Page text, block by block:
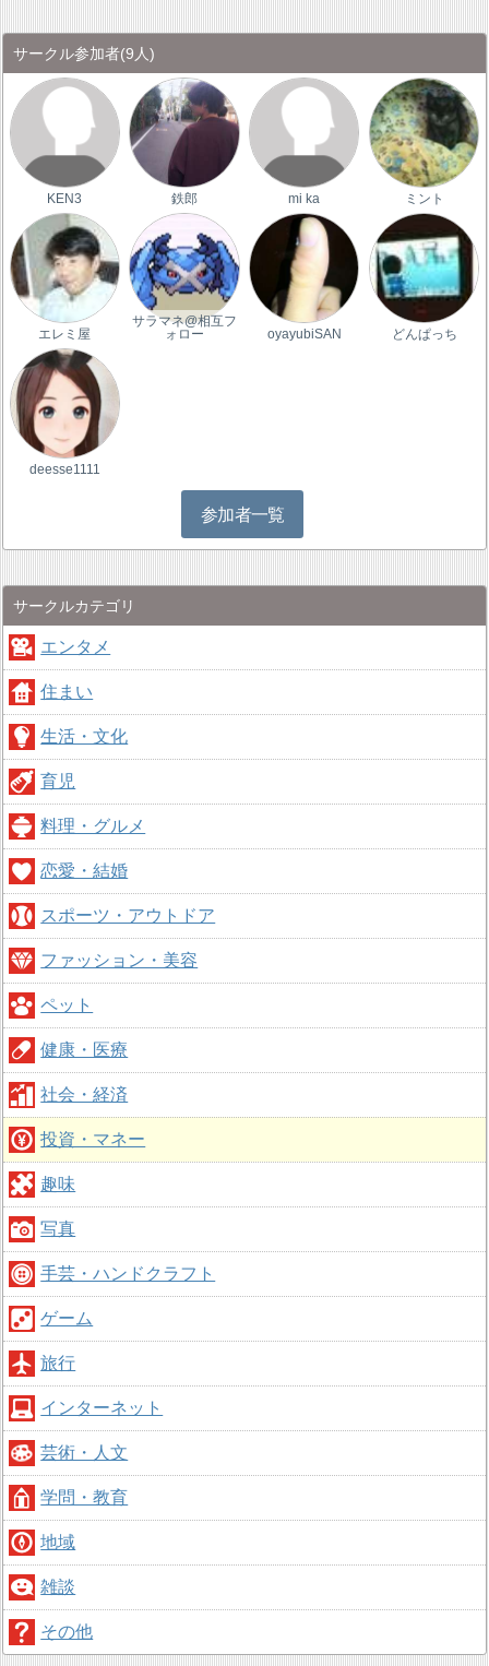
サークル参加者(9人)
KEN3 鉄郎 mi ka ミント
エレミ屋
サラマネ@相互フ
ォロー
oyayubiSAN どんぱっち
deesse1111
参加者一覧
サークルカテゴリ
エンタメ
住まい
生活・文化
育児
料理・グルメ
恋愛・結婚
スポーツ・アウトドア
ファッション・美容
ペット
健康・医療
社会・経済
投資・マネー
趣味
写真
手芸・ハンドクラフト
ゲーム
旅行
インターネット
芸術・人文
学問・教育
地域
雑談
その他